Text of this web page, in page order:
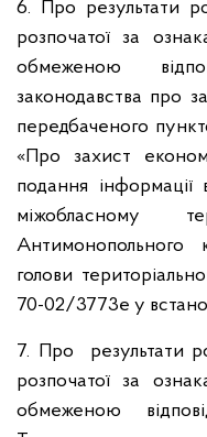
6. Про результати
розпочатої за
обмеженою
законодавства про
передбаченого
«Про захист
подання
міжобласному
Антимонопольного
голови
70-02/3773е у
7. Про результати
розпочатої за
обмеженою